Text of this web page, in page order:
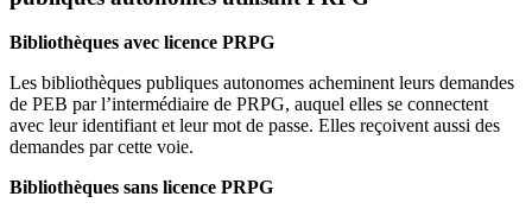
Bibliothèques avec licence PRPG
Les bibliothèques publiques autonomes acheminent leurs demandes
de PEB par l’intermédiaire de PRPG, auquel elles se connectent
avec leur identifiant et leur mot de passe. Elles reçoivent aussi des
demandes par cette voie.
Bibliothèques sans licence PRPG